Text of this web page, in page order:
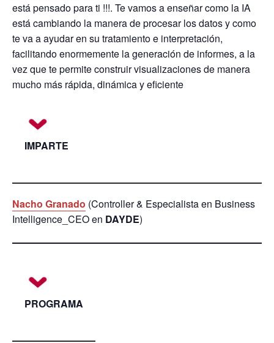
está pensado para ti !!!. Te vamos a enseñar como la IA
está cambiando la manera de procesar los datos y como
te va a ayudar en su tratamiento e interpretación,
facilitando enormemente la generación de informes, a la
vez que te permite construir visualizaciones de manera
mucho más rápida, dinámica y eficiente
IMPARTE
Nacho Granado (Controller & Especialista en Business
Intelligence_CEO en DAYDE)
PROGRAMA